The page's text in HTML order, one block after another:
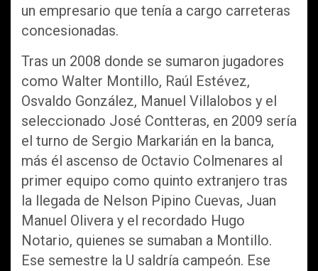
un empresario que tenía a cargo carreteras
concesionadas.
Tras un 2008 donde se sumaron jugadores
como Walter Montillo, Raúl Estévez,
Osvaldo González, Manuel Villalobos y el
seleccionado José Contteras, en 2009 sería
el turno de Sergio Markarián en la banca,
más él ascenso de Octavio Colmenares al
primer equipo como quinto extranjero tras
la llegada de Nelson Pipino Cuevas, Juan
Manuel Olivera y el recordado Hugo
Notario, quienes se sumaban a Montillo.
Ese semestre la U saldría campeón. Ese